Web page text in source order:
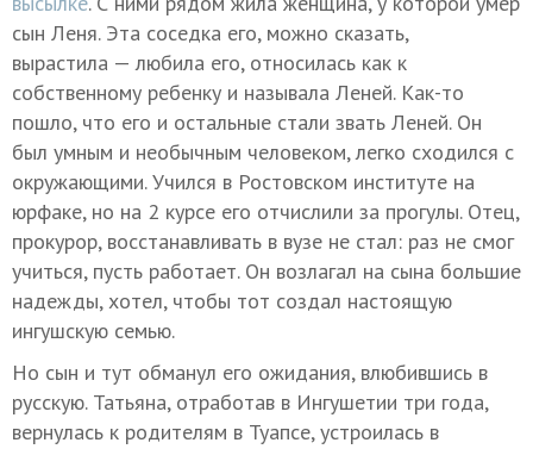
сын Леня. Эта соседка его, можно сказать,
вырастила — любила его, относилась как к
собственному ребенку и называла Леней. Как-то
пошло, что его и остальные стали звать Леней. Он
был умным и необычным человеком, легко сходился с
окружающими. Учился в Ростовском институте на
юрфаке, но на 2 курсе его отчислили за прогулы. Отец,
прокурор, восстанавливать в вузе не стал: раз не смог
учиться, пусть работает. Он возлагал на сына большие
надежды, хотел, чтобы тот создал настоящую
ингушскую семью.
Но сын и тут обманул его ожидания, влюбившись в
русскую. Татьяна, отработав в Ингушетии три года,
вернулась к родителям в Туапсе, устроилась в